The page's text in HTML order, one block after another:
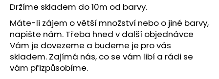
Držíme skladem do 10m od barvy.
Máte-li zájem o větší množství nebo o jiné barvy,
napište nám. Třeba hned v další objednávce
Vám je dovezeme a budeme je pro vás
skladem. Zajímá nás, co se vám libí a rádi se
vám přizpůsobíme.
D
o
p
o
r
u